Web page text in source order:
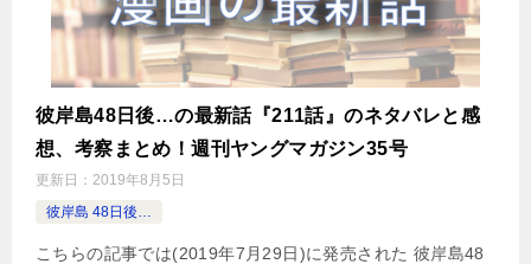
彼岸島48日後…の最新話『211話』のネタバレと感
想、考察まとめ！週刊ヤングマガジン35号
更新日： 2019年8月5日
彼岸島 48日後…
こちらの記事では(2019年7月29日)に発売された 彼岸島48